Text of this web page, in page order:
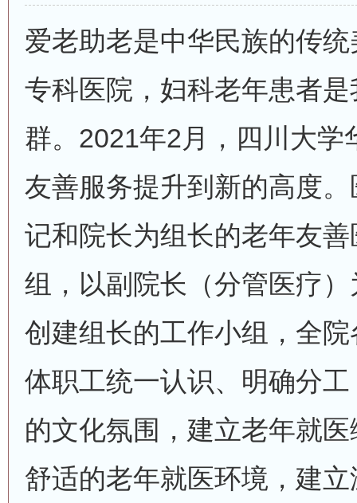
爱老助老是中华民族的传
专科医院，妇科老年患者
群。2021年2月，四川大学
友善服务提升到新的高度
记和院长为组长的老年友
组，以副院长（分管医疗
创建组长的工作小组，全
体职工统一认识、明确分
的文化氛围，建立老年就
舒适的老年就医环境，建